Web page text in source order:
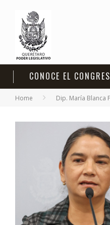
CONOCE EL
Home Dip. María Blanca